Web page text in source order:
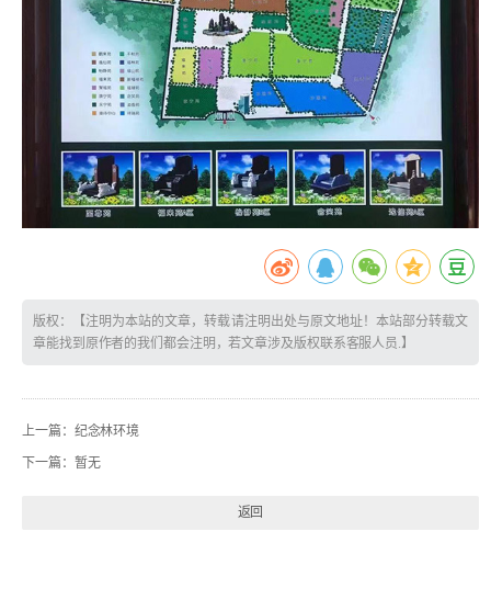
版权：【注明为本站的文章，转载请注明出处与原文地址！本站部分转载文
章能找到原作者的我们都会注明，若文章涉及版权联系客服人员.】
上一篇： 纪念林环境
下一篇： 暂无
返回